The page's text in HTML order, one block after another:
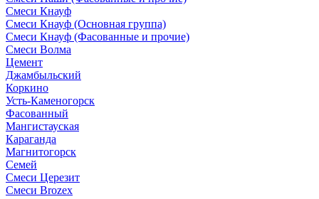
Смеси Кнауф
Смеси Кнауф (Основная группа)
Смеси Кнауф (Фасованные и прочие)
Смеси Волма
Цемент
Джамбыльский
Коркино
Усть-Каменогорск
Фасованный
Мангистауская
Караганда
Магнитогорск
Семей
Смеси Церезит
Смеси Brozex